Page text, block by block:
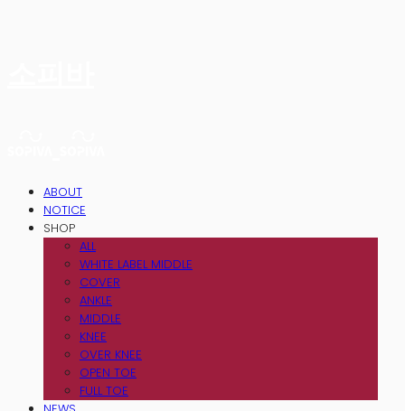
ABOUT
NOTICE
SHOP
ALL
WHITE LABEL MIDDLE
COVER
ANKLE
MIDDLE
KNEE
OVER KNEE
OPEN TOE
FULL TOE